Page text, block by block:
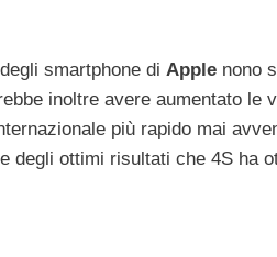
smartphone di Apple nono
inoltre avere aumentato le
più rapido mai
degli ottimi risultati che 4S ha